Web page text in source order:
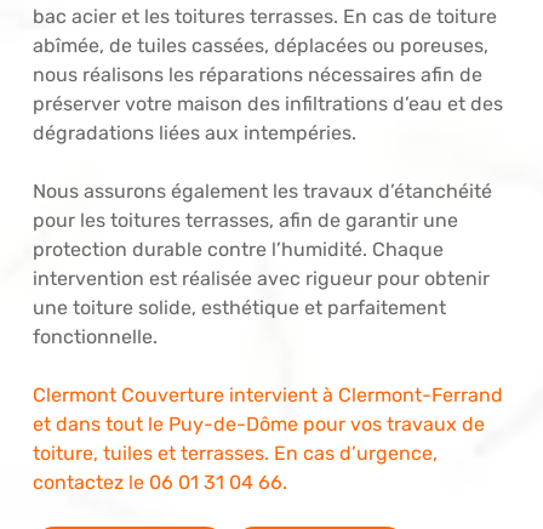
bac acier et les toitures terrasses. En cas de toiture
abîmée, de tuiles cassées, déplacées ou poreuses,
nous réalisons les réparations nécessaires afin de
préserver votre maison des infiltrations d’eau et des
dégradations liées aux intempéries.
Nous assurons également les travaux d’étanchéité
pour les toitures terrasses, afin de garantir une
protection durable contre l’humidité. Chaque
intervention est réalisée avec rigueur pour obtenir
une toiture solide, esthétique et parfaitement
fonctionnelle.
Clermont Couverture intervient à Clermont-Ferrand
et dans tout le Puy-de-Dôme pour vos travaux de
toiture, tuiles et terrasses. En cas d’urgence,
contactez le 06 01 31 04 66.